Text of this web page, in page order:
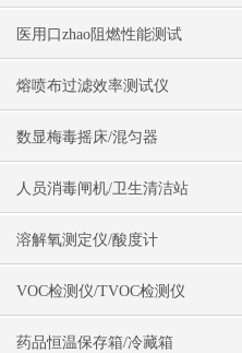
医用口zhao阻燃性能测试
熔喷布过滤效率测试仪
数显梅毒摇床/混匀器
人员消毒闸机/卫生清洁站
溶解氧测定仪/酸度计
VOC检测仪/TVOC检测仪
药品恒温保存箱/冷藏箱